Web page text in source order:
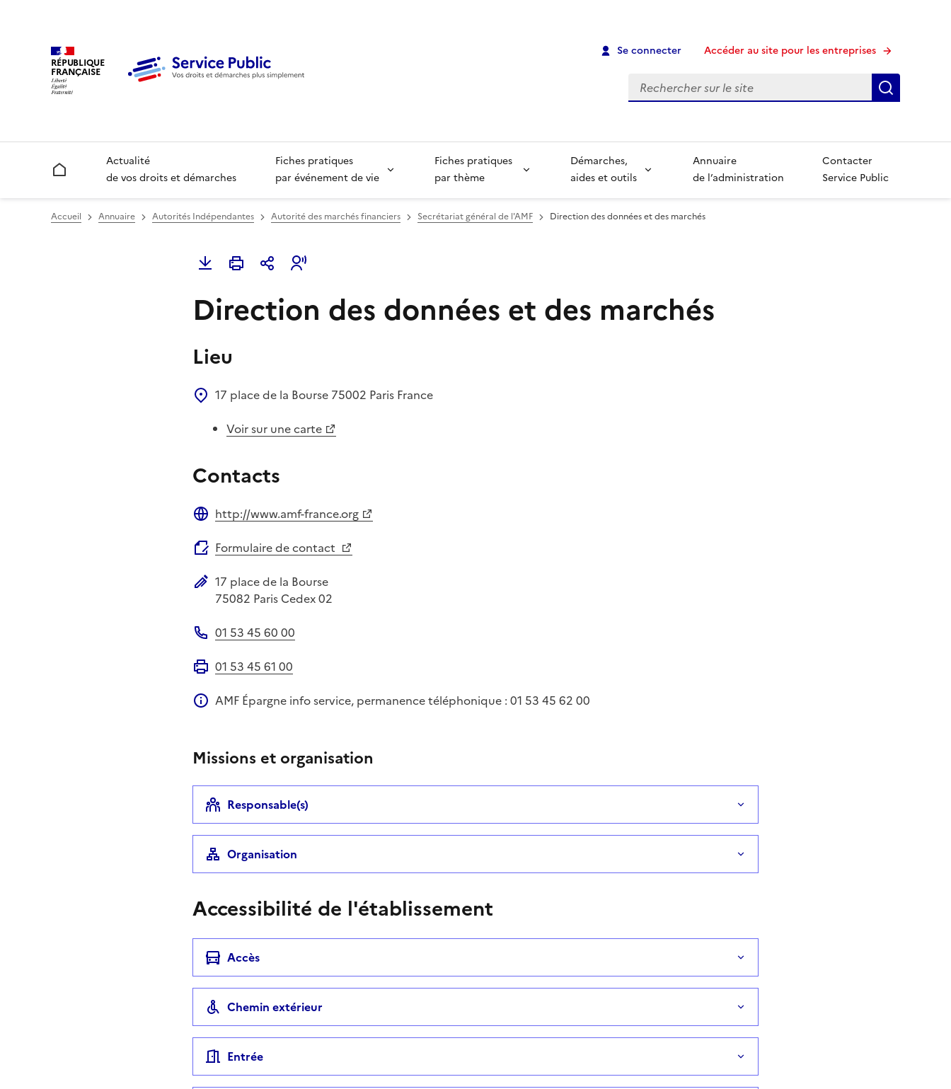
RÉPUBLIQUE
FRANÇAISE
Se connecter Accéder au site pour les entreprises
Recherche
Accueil
Actualité
de vos droits et démarches
Fiches pratiques
par événement de vie
Fiches pratiques
par thème
Démarches,
aides et outils
Annuaire
de l’administration
Contacter
Service Public
Accueil Annuaire Autorités Indépendantes Autorité des marchés financiers Secrétariat général de l'AMF Direction des données et des marchés
Direction des données et des marchés
Lieu
17 place de la Bourse 75002 Paris France
Voir sur une carte
Contacts
http://www.amf-france.org
Formulaire de contact
Adresse postale
17 place de la Bourse
75082 Paris Cedex 02
01 53 45 60 00
01 53 45 61 00
AMF Épargne info service, permanence téléphonique : 01 53 45 62 00
Missions et organisation
Responsable(s)
Organisation
Accessibilité de l'établissement
Accès
Chemin extérieur
Entrée